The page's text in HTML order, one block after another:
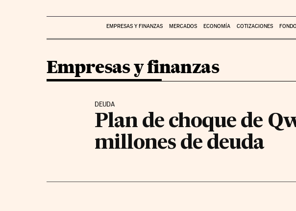
EMPRESAS Y FINANZAS MERCADOS ECONOMÍA COTIZACIONES
Empresas y finanzas
DEUDA
Plan de choque de
millones de deuda